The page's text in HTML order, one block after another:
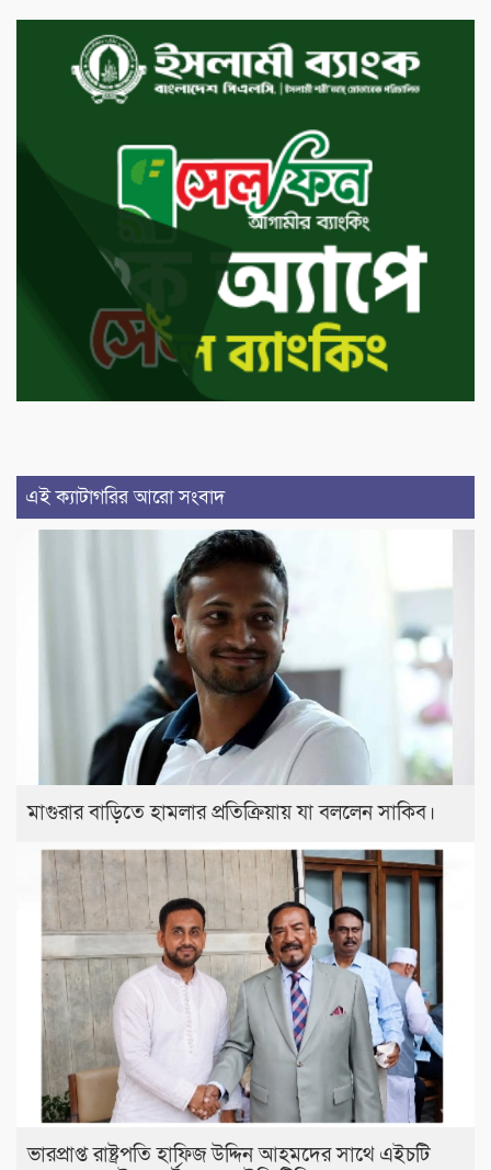
এই ক্যাটাগরির আরো সংবাদ
মাগুরার বাড়িতে হামলার প্রতিক্রিয়ায় যা বললেন সাকিব।
ভারপ্রাপ্ত রাষ্ট্রপতি হাফিজ উদ্দিন আহমদের সাথে এইচটি